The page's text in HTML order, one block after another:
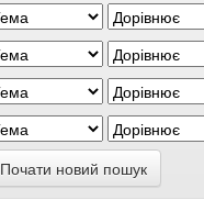
Почати новий пошук